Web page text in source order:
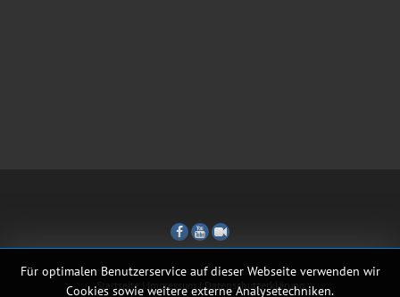
Startseite Impressum Datenschutzerklärung
Für optimalen Benutzerservice auf dieser Webseite verwenden wir
Cookies sowie weitere externe Analysetechniken.